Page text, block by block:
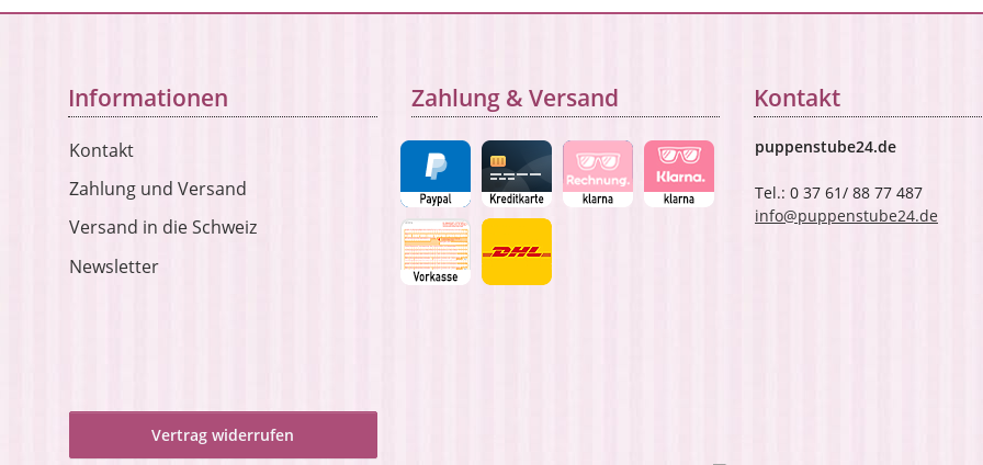
Informationen
Kontakt
Zahlung und Versand
Versand in die Schweiz
Newsletter
Zahlung & Versand Kontakt
puppenstube24.de
Tel.: 0 37 61/ 88 77 487
info@puppenstube24.de
Vertrag widerrufen